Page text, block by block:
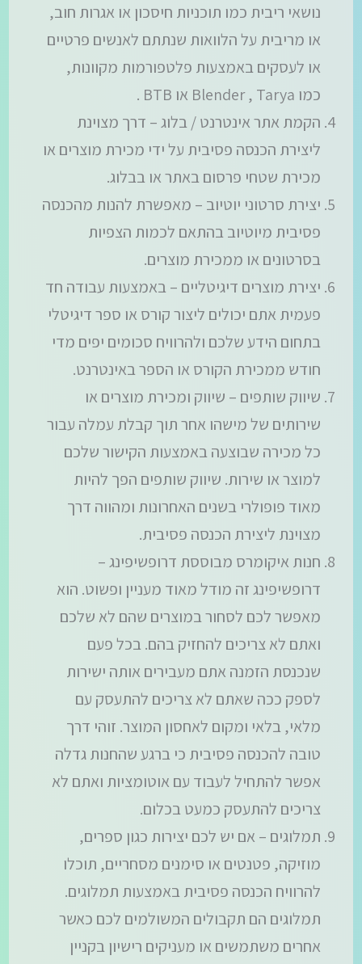
נושאי ריבית כמו תוכניות חיסכון או אגרות חוב,
או מריבית על הלוואות שנתתם לאנשים פרטיים
או לעסקים באמצעות פלטפורמות מקוונות,
כמו Blender , Tarya או BTB .
הקמת אתר אינטרנט / בלוג – דרך מצוינת
ליצירת הכנסה פסיבית על ידי מכירת מוצרים או
מכירת שטחי פרסום באתר או בבלוג.
יצירת סרטוני יוטיוב – מאפשרת להנות מהכנסה
פסיבית מיוטיוב בהתאם לכמות הצפיות
בסרטונים או ממכירת מוצרים.
יצירת מוצרים דיגיטליים – באמצעות עבודה חד
פעמית אתם יכולים ליצור קורס או ספר דיגיטלי
בתחום הידע שלכם ולהרוויח סכומים יפים מדי
חודש ממכירת הקורס או הספר באינטרנט.
שיווק שותפים – שיווק ומכירת מוצרים או
שירותים של מישהו אחר תוך קבלת עמלה עבור
כל מכירה שבוצעה באמצעות הקישור שלכם
למוצר או שירות. שיווק שותפים הפך להיות
מאוד פופולרי בשנים האחרונות ומהווה דרך
מצוינת ליצירת הכנסה פסיבית.
חנות איקומרס מבוססת דרופשיפינג –
דרופשיפינג זה מודל מאוד מעניין ופשוט. הוא
מאפשר לכם לסחור במוצרים שהם לא שלכם
ואתם לא צריכים להחזיק בהם. בכל פעם
שנכנסת הזמנה אתם מעבירים אותה ישירות
לספק ככה שאתם לא צריכים להתעסק עם
מלאי, בלאי ומקום לאחסון המוצר. זוהי דרך
טובה להכנסה פסיבית כי ברגע שהחנות גדלה
אפשר להתחיל לעבוד עם אוטומציות ואתם לא
צריכים להתעסק כמעט בכלום.
תמלוגים – אם יש לכם יצירות כגון ספרים,
מוזיקה, פטנטים או סימנים מסחריים, תוכלו
להרוויח הכנסה פסיבית באמצעות תמלוגים.
תמלוגים הם תקבולים המשולמים לכם כאשר
אחרים משתמשים או מעניקים רישיון בקניין